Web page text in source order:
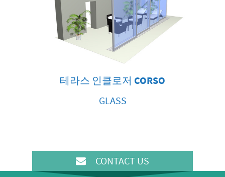
테라스 인클로저 CORSO
GLASS
CONTACT US